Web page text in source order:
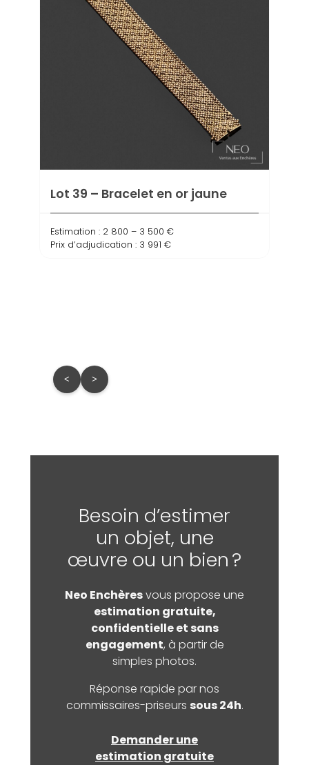
Lot 39 – Bracelet en or jaune
Estimation : 2 800 – 3 500 €
Prix d’adjudication : 3 991 €
< >
Besoin d’estimer
un objet, une
œuvre ou un bien ?
Neo Enchèresvous propose une
estimation gratuite,
confidentielle et sans
engagement, à partir de
simples photos.
Réponse rapide par nos
commissaires-priseurs sous 24h.
Demander une
estimation gratuite